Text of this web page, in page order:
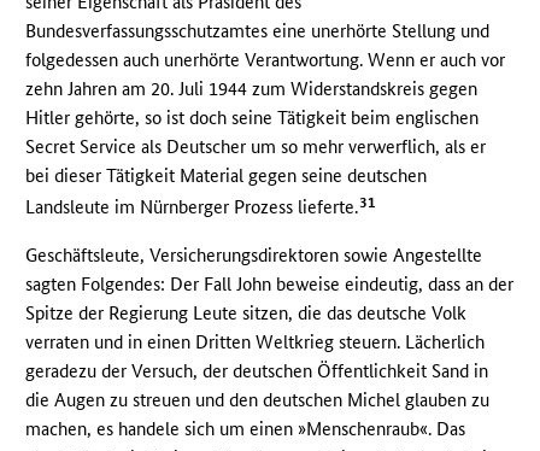
Bundesverfassungsschutzamtes eine unerhörte Stellung und
folgedessen auch unerhörte Verantwortung. Wenn er auch vor
zehn Jahren am 20. Juli 1944 zum Widerstandskreis gegen
Hitler gehörte, so ist doch seine Tätigkeit beim englischen
Secret Service als Deutscher um so mehr verwerflich, als er
bei dieser Tätigkeit Material gegen seine deutschen
Landsleute im Nürnberger Prozess lieferte.31
Geschäftsleute, Versicherungsdirektoren sowie Angestellte
sagten Folgendes: Der Fall John beweise eindeutig, dass an der
Spitze der Regierung Leute sitzen, die das deutsche Volk
verraten und in einen Dritten Weltkrieg steuern. Lächerlich
geradezu der Versuch, der deutschen Öffentlichkeit Sand in
die Augen zu streuen und den deutschen Michel glauben zu
machen, es handele sich um einen »Menschenraub«. Das